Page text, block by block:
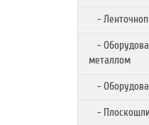
-
-
металлом
-
-